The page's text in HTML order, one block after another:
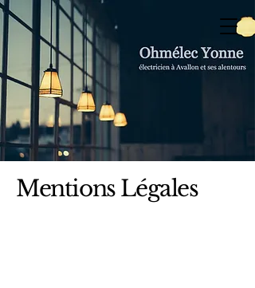
Mentions Légales